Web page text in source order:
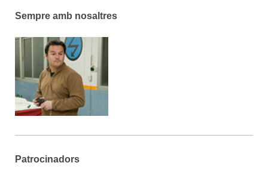
Sempre amb nosaltres
Patrocinadors